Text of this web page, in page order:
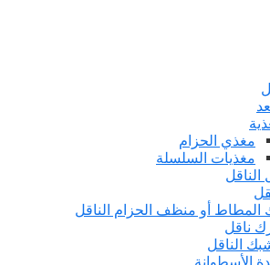
مغذي الحزام
مغذيات السلسلة
المطاط أو منظف الحزام الناقل
ناقل
الناقل